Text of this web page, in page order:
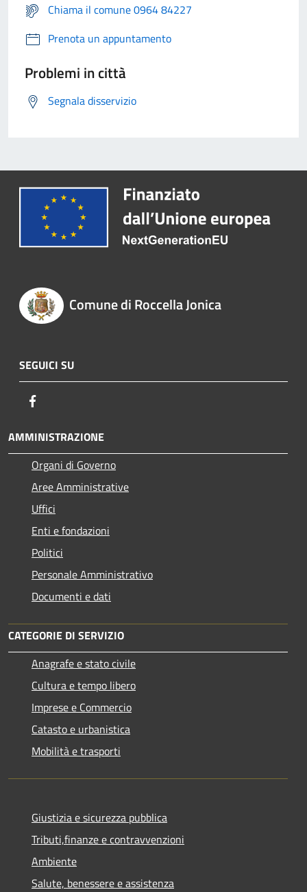
Chiama il comune 0964 84227
Prenota un appuntamento
Problemi in città
Segnala disservizio
Comune di Roccella Jonica
SEGUICI SU
AMMINISTRAZIONE
Organi di Governo
Aree Amministrative
Uffici
Enti e fondazioni
Politici
Personale Amministrativo
Documenti e dati
CATEGORIE DI SERVIZIO
Anagrafe e stato civile
Cultura e tempo libero
Imprese e Commercio
Catasto e urbanistica
Mobilità e trasporti
Giustizia e sicurezza pubblica
Tributi,finanze e contravvenzioni
Ambiente
Salute, benessere e assistenza